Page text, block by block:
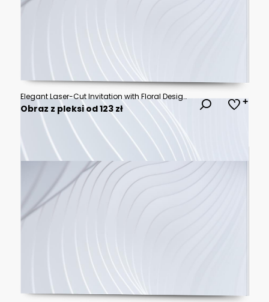
Elegant Laser-Cut Invitation with Floral Design and Red Envelope
Obraz z pleksi od 123 zł